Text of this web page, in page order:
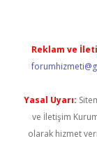
Reklam ve
Yasal Uyarı:
ve İletişim
olarak hizmet